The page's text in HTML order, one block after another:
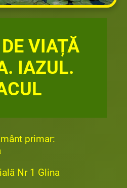
VIAȚĂ
IAZUL.
primar:
Nr 1 Glina